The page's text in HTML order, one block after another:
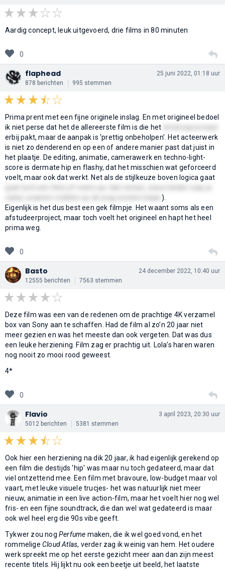
Aardig concept, leuk uitgevoerd, drie films in 80 minuten
0
flaphead
878 berichten 995 stemmen
25 juni 2022, 01:18 uur
Prima prent met een fijne originele inslag. En met origineel bedoel
ik niet perse dat het de allereerste film is die het
erbij pakt, maar de aanpak is 'prettig onbeholpen'. Het acteerwerk
is niet zo denderend en op een of andere manier past dat juist in
het plaatje. De editing, animatie, camerawerk en techno-light-
score is dermate hip en flashy, dat het misschien wat geforceerd
voelt, maar ook dat werkt. Net als de stijlkeuze boven logica gaat
).
Eigenlijk is het dus best een gek filmpje. Het waant soms als een
afstudeerproject, maar toch voelt het origineel en hapt het heel
prima weg.
0
Basto
12555 berichten 7563 stemmen
24 december 2022, 10:40 uur
Deze film was een van de redenen om de prachtige 4K verzamel
box van Sony aan te schaffen. Had de film al zo’n 20 jaar niet
meer gezien en was het meeste dan ook vergeten. Dat was dus
een leuke herziening. Film zag er prachtig uit. Lola’s haren waren
nog nooit zo mooi rood geweest.
4*
0
Flavio
5012 berichten 5381 stemmen
3 april 2023, 20:30 uur
Ook hier een herziening na dik 20 jaar, ik had eigenlijk gerekend op
een film die destijds 'hip' was maar nu toch gedateerd, maar dat
viel ontzettend mee. Een film met bravoure, low-budget maar vol
vaart, met leuke visuele trucjes- het was natuurlijk niet meer
nieuw, animatie in een live action-film, maar het voelt hier nog wel
fris- en een fijne soundtrack, die dan wel wat gedateerd is maar
ook wel heel erg die 90s vibe geeft.
Tykwer zou nog Perfume maken, die ik wel goed vond, en het
rommelige Cloud Atlas, verder zag ik weinig van hem. Het oudere
werk spreekt me op het eerste gezicht meer aan dan zijn meest
recente titels. Hij lijkt nu ook een beetje uit beeld, het laatste